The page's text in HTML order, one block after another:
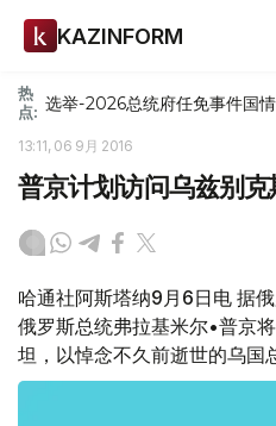
KAZINFORM
热
点: 选举-2026总统府任免事件国
13:11, 06 9月 2016
普京计划访问乌兹别
哈通社阿斯塔纳9月6日电 据
俄罗斯总统弗拉基米尔•普京
坦，以悼念不久前逝世的乌国